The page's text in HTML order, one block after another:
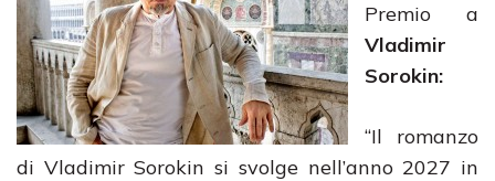
Premio a
Vladimir
Sorokin:
“Il romanzo
di Vladimir Sorokin si svolge nell’anno 2027 in